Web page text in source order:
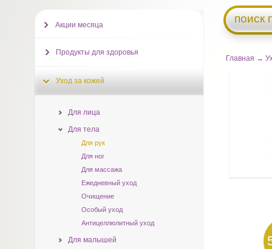
поиск
Главная →
Акции месяца
Продукты для здоровья
Уход за кожей
Для лица
Для тела
Для рук
Для ног
Для массажа
Ежедневный уход
Очищение
Особый уход
Антицеллюлитный уход
Для малышей